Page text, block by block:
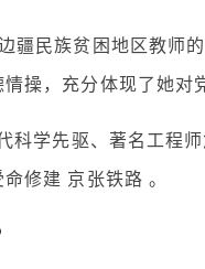
疆民族贫困地区教师
操，充分体现了她对
学先驱、著名工程
修建 京张铁路 。